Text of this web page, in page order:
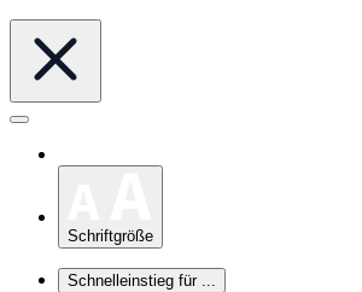
Schriftgröße
Schnelleinstieg für ...